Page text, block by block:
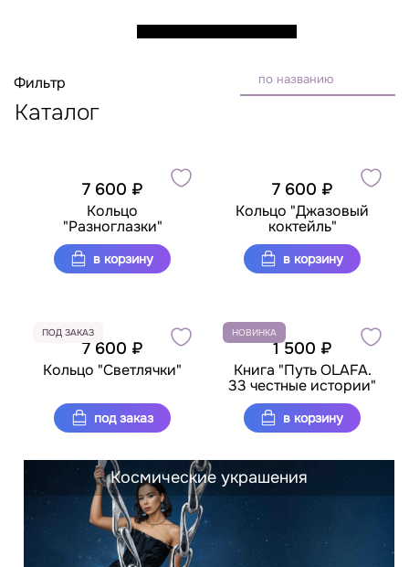
Фильтр
Каталог
по названию
7 600 ₽
Кольцо
"Разноглазки"
в корзину
7 600 ₽
Кольцо "Джазовый
коктейль"
в корзину
ПОД ЗАКАЗ
7 600 ₽
Кольцо "Светлячки"
под заказ
НОВИНКА
1 500 ₽
Книга "Путь OLAFA.
33 честные истории"
в корзину
Космические украшения